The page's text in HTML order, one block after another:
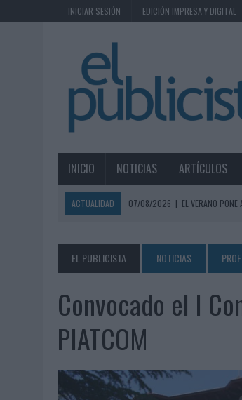
INICIAR SESIÓN EDICIÓN IMPRESA Y DIGITAL
INICIO NOTICIAS ARTÍCULOS
ACTUALIDAD 07/08/2026 | EL VERANO
CUANDO SE APAGUE EL SOL, EL
06/08/2026 | ‘LA VUELTA’, DE FENOMENAL PARA
SIETE DE CADA DIEZ EMPRESAS
06/08/2026
EL MERCADO PUBLICITARIO CAE
06/08/2026
LA TELEVISIÓN SIGUE
06/08/2026 | SYSTEM1 NOMBRA A KIMBERLY
EL PUBLICISTA NOTICIAS
Convocado el I
PIATCOM